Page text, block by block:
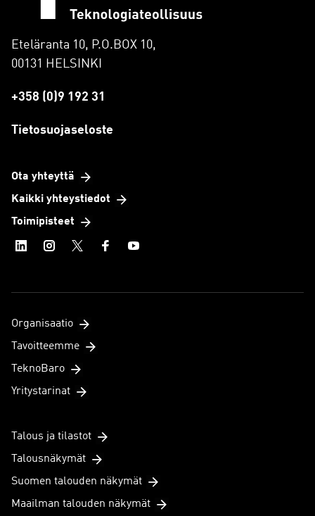
Eteläranta 10, P.O.BOX 10,
00131 HELSINKI
+358 (0)9 192 31
Tietosuojaseloste
Ota yhteyttä
Kaikki yhteystiedot
Toimipisteet
Organisaatio
Tavoitteemme
TeknoBaro
Yritystarinat
Talous ja tilastot
Talousnäkymät
Suomen talouden näkymät
Maailman talouden näkymät